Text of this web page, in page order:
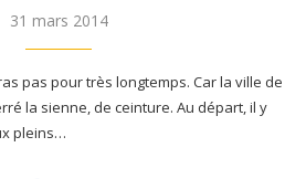
31 mars 2014
pas pour très longtemps. Car la ville de
la sienne, de ceinture. Au départ, il y
pleins…